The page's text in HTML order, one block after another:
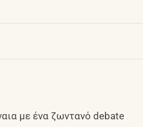
με ένα ζωντανό debate